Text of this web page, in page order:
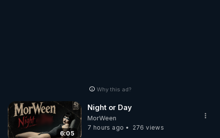
Why this ad?
6:05
Night or Day
MorWeen
7 hours ago
276 views